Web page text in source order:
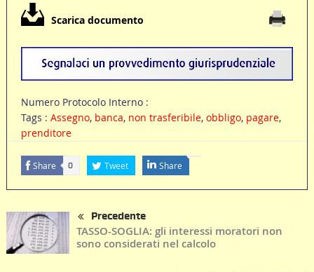
Scarica documento
Numero Protocolo Interno :
Tags : Assegno, banca, non trasferibile, obbligo, pagare,
prenditore
Share 0 Tweet Share
Precedente
TASSO-SOGLIA: gli interessi moratori non
sono considerati nel calcolo